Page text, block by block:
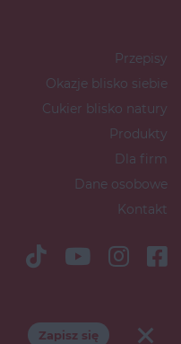
Zapisz się
Przepisy
Okazje blisko siebie
Cukier blisko natury
Produkty
Dla firm
Dane osobowe
Kontakt
Polityka marketingowa